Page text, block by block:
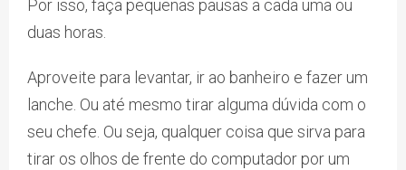
Por isso, faça pequenas pausas a cada uma ou
duas horas.
Aproveite para levantar, ir ao banheiro e fazer um
lanche. Ou até mesmo tirar alguma dúvida com o
seu chefe. Ou seja, qualquer coisa que sirva para
tirar os olhos de frente do computador por um